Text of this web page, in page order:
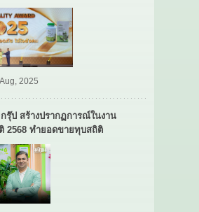
2025
รุ๊ป สร้างปรากฏการณ์ในงาน
2568 ทำยอดขายทุบสถิติ